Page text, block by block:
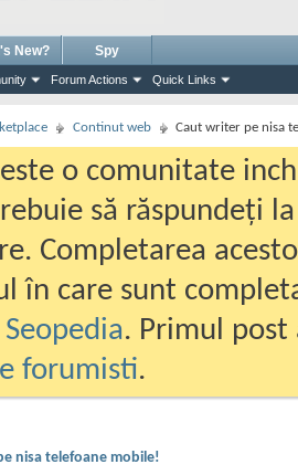
Forum Actions Quick Links
New? Spy
Continut web Caut writer pe nisa
este o comunitate
să răspundeți
Completarea
în care sunt
. Primul
forumisti.
nisa telefoane mobile!